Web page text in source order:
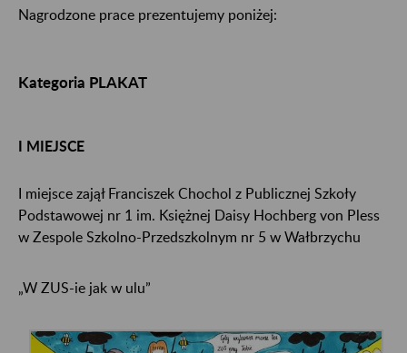
Nagrodzone prace prezentujemy poniżej:
Kategoria PLAKAT
I MIEJSCE
I miejsce zajął Franciszek Chochol z Publicznej Szkoły
Podstawowej nr 1 im. Księżnej Daisy Hochberg von Pless
w Zespole Szkolno-Przedszkolnym nr 5 w Wałbrzychu
„W ZUS-ie jak w ulu”